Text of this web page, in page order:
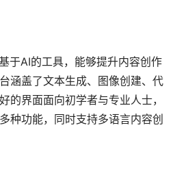
于AI的工具，能够提升内容创作
涵盖了文本生成、图像创建、代
的界面面向初学者与专业人士，
种功能，同时支持多语言内容创